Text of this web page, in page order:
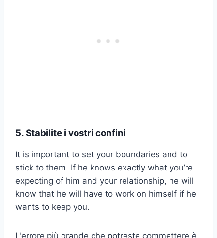
5. Stabilite i vostri confini
It is important to set your boundaries and to
stick to them. If he knows exactly what you’re
expecting of him and your relationship, he will
know that he will have to work on himself if he
wants to keep you.
L'errore più grande che potreste commettere è